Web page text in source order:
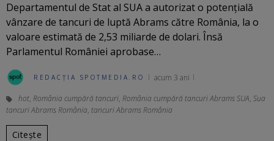
Departamentul de Stat al SUA a autorizat o potenţială
vânzare de tancuri de luptă Abrams către România, la o
valoare estimată de 2,53 miliarde de dolari. Însă
Parlamentul României aprobase…
REDACȚIA SPOTMEDIA.RO acum 3 ani
hot, România cumpără tancuri, România cumpără tancuri Abrams SUA, Sua
tancuri Abrams România, tancuri Abrams România
Citește